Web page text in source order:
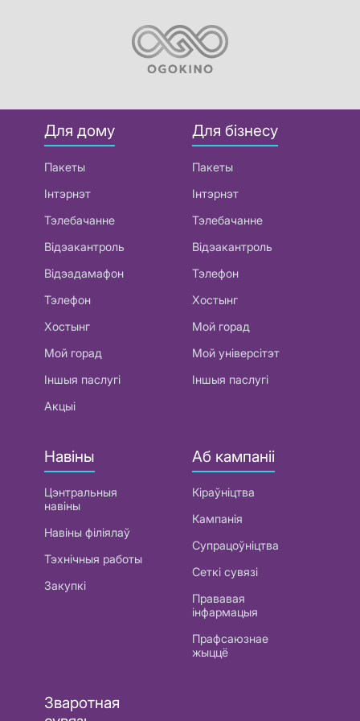
Для дому
Пакеты
Інтэрнэт
Тэлебачанне
Відэакантроль
Відэадамафон
Тэлефон
Хостынг
Мой горад
Іншыя паслугі
Акцыі
Для бізнесу
Пакеты
Інтэрнэт
Тэлебачанне
Відэакантроль
Тэлефон
Хостынг
Мой горад
Мой універсітэт
Іншыя паслугі
Навіны
Цэнтральныя
навіны
Навіны філіялаў
Тэхнічныя работы
Закупкі
Аб кампаніі
Кіраўніцтва
Кампанія
Супрацоўніцтва
Сеткі сувязі
Прававая
інфармацыя
Прафсаюзнае
жыццё
Зваротная